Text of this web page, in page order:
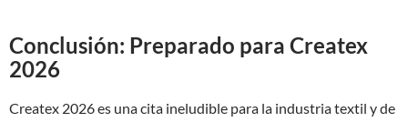
Conclusión: Preparado para Createx
2026
Createx 2026 es una cita ineludible para la industria textil y de